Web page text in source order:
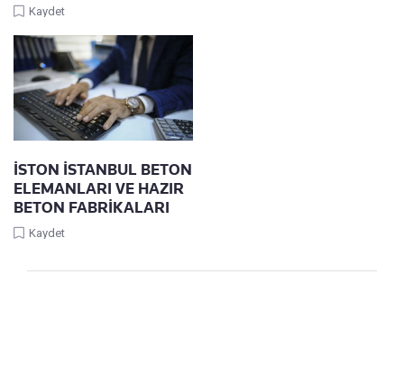
Kaydet
İSTON İSTANBUL BETON
ELEMANLARI VE HAZIR
BETON FABRİKALARI
Kaydet